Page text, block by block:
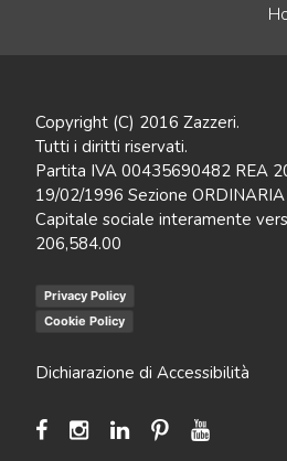
Copyright (C) 2016 Zazzeri.
Tutti i diritti riservati.
Partita IVA 00435690482 REA
19/02/1996 Sezione ORDINARIA
Capitale sociale interamente
206,584.00
Privacy Policy
Cookie Policy
Dichiarazione di Accessibilità